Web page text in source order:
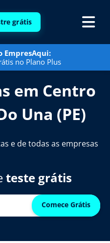
grátis
EmpresAqui:
no Plano Plus
em Centro
Una (PE)
e de todas as empresas
teste grátis
Comece Grátis